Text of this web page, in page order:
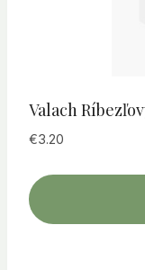
Valach
€3.20